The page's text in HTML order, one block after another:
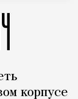
корпусе